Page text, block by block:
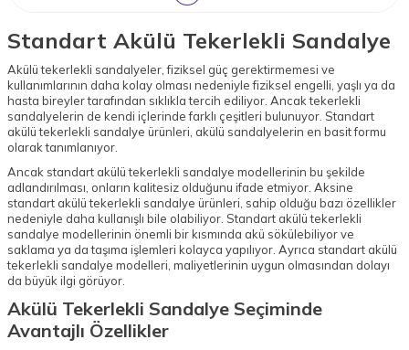
Standart Akülü Tekerlekli Sandalye
Akülü tekerlekli sandalyeler, fiziksel güç gerektirmemesi ve
kullanımlarının daha kolay olması nedeniyle fiziksel engelli, yaşlı ya da
hasta bireyler tarafından sıklıkla tercih ediliyor. Ancak tekerlekli
sandalyelerin de kendi içlerinde farklı çeşitleri bulunuyor. Standart
akülü tekerlekli sandalye ürünleri, akülü sandalyelerin en basit formu
olarak tanımlanıyor.
Ancak standart akülü tekerlekli sandalye modellerinin bu şekilde
adlandırılması, onların kalitesiz olduğunu ifade etmiyor. Aksine
standart akülü tekerlekli sandalye ürünleri, sahip olduğu bazı özellikler
nedeniyle daha kullanışlı bile olabiliyor. Standart akülü tekerlekli
sandalye modellerinin önemli bir kısmında akü sökülebiliyor ve
saklama ya da taşıma işlemleri kolayca yapılıyor. Ayrıca standart akülü
tekerlekli sandalye modelleri, maliyetlerinin uygun olmasından dolayı
da büyük ilgi görüyor.
Akülü Tekerlekli Sandalye Seçiminde
Avantajlı Özellikler